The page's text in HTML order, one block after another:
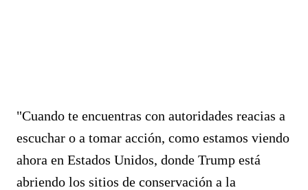
"Cuando te encuentras con autoridades reacias a
escuchar o a tomar acción, como estamos viendo
ahora en Estados Unidos, donde Trump está
abriendo los sitios de conservación a la